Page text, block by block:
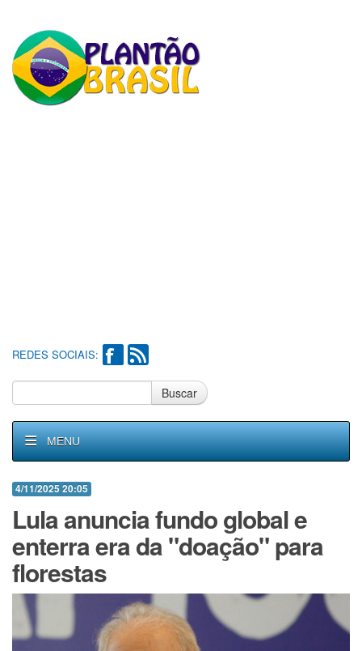
REDES SOCIAIS:
Buscar
MENU
4/11/2025 20:05
Lula anuncia fundo global e
enterra era da "doação" para
florestas